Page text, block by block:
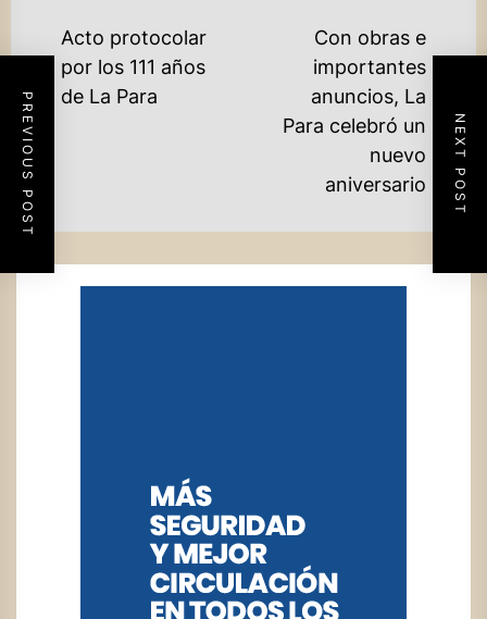
PREVIOUS POST NEXT POST
NAVEGACIÓN
ENTRADAS
Previous
post:
Acto protocolar
por los 111 años
de La Para
Con obras e
importantes
anuncios, La
Para celebró un
nuevo
aniversario